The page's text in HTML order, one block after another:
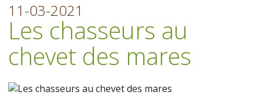
11-03-2021
Les chasseurs au
chevet des mares